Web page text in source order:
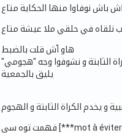
هاو ٱش قلت بالضبط
"خليني نقول ما لقاش الوقت في 5 أشهر فيهم فوق ال100 حصة تدريبية باش يصلح الوقفة و يحسن الملاعبية يخدم الكراة الثابتة و نشوفوا وجه "هجومي
يليق بالجمعية
يخدم الكراة الثابتة و الهجوم
فهمت توه سي [***mot à éviter***] و بربي موش لازم نرجعوا للعرك المشاكل و نفرجوا فينا الناس راهم فدوا منا وشكرا على التفاعل و عدم التفاعل